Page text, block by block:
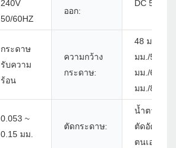
240V
50/60HZ
ออก:
DC 5V/1A
กระดาษ
รับความ
ร้อน
ความกว้าง
กระดาษ:
48 มม./52
มม./56 มม
มม./68 มม
มม./80 มม.
0.053 ~
0.15 มม.
ตัดกระดาษ:
น้ำตาหรือเ
ตัดอัตโนมั
ตนเอง